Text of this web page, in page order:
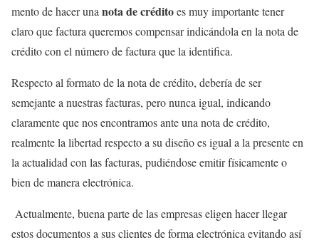
mento de hacer unanota de créditoes muy importante tener
claro que factura queremos compensar indicándola en la nota de
crédito con el número de factura que la identifica.
Respecto al formato de la nota de crédito, debería de ser
semejante a nuestras facturas, pero nunca igual, indicando
claramente que nos encontramos ante una nota de crédito,
realmente la libertad respecto a su diseño es igual a la presente en
la actualidad con las facturas, pudiéndose emitir físicamente o
bien de manera electrónica.
Actualmente, buena parte de las empresas eligen hacer llegar
estos documentos a sus clientes de forma electrónica evitando así